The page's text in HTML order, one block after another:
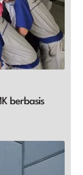
berbasis